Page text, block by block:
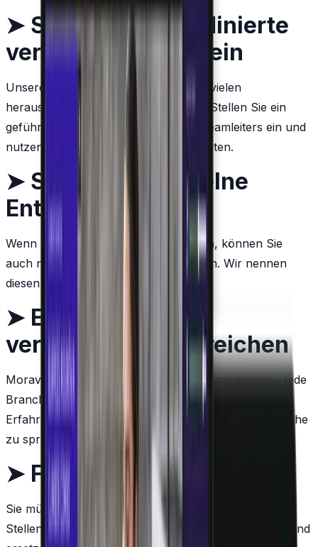
➤ Stellen Sie koordinierte
verwaltete Teams ein
Unsere Entwicklungsteams waren an vielen
herausfordernden Projekten beteiligt. Stellen Sie ein
geführtes Team einschließlich eines Teamleiters ein und
nutzen Sie deren koordinierte Fähigkeiten.
➤ Stellen Sie einzelne
Entwickler ein
Wenn Sie kein ganzes Team benötigen, können Sie
auch nur einzelne Entwickler einstellen. Wir nennen
diesen Service Outstaffing.
➤ Erfahrung in
verschiedenen Bereichen
Moravio arbeitete mit vielen Branchen zusammen. Jede
Branche hat ihre spezifischen Merkmale. Mit der
Erfahrung sind unsere Teams in der Lage, Ihre Sprache
zu sprechen.
➤ Fangen Sie morgen an
Sie müssen Ihre interne Organisation nicht aufbauen.
Stellen Sie unser Entwicklerteam für das Projekt ein und